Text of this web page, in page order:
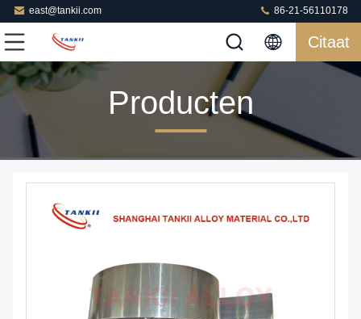
east@tankii.com 86-21-56110178
Citaat
Producten